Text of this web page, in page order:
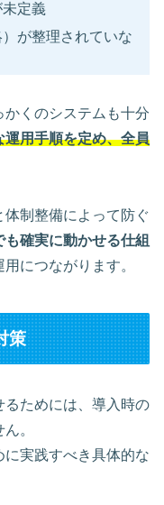
定義
が整理されていな
くのシステムも十分
運用手順を定め、全員
制整備によって防ぐ
も確実に動かせる仕組
につながります。
策
ためには、導入時の
。
実践すべき具体的な